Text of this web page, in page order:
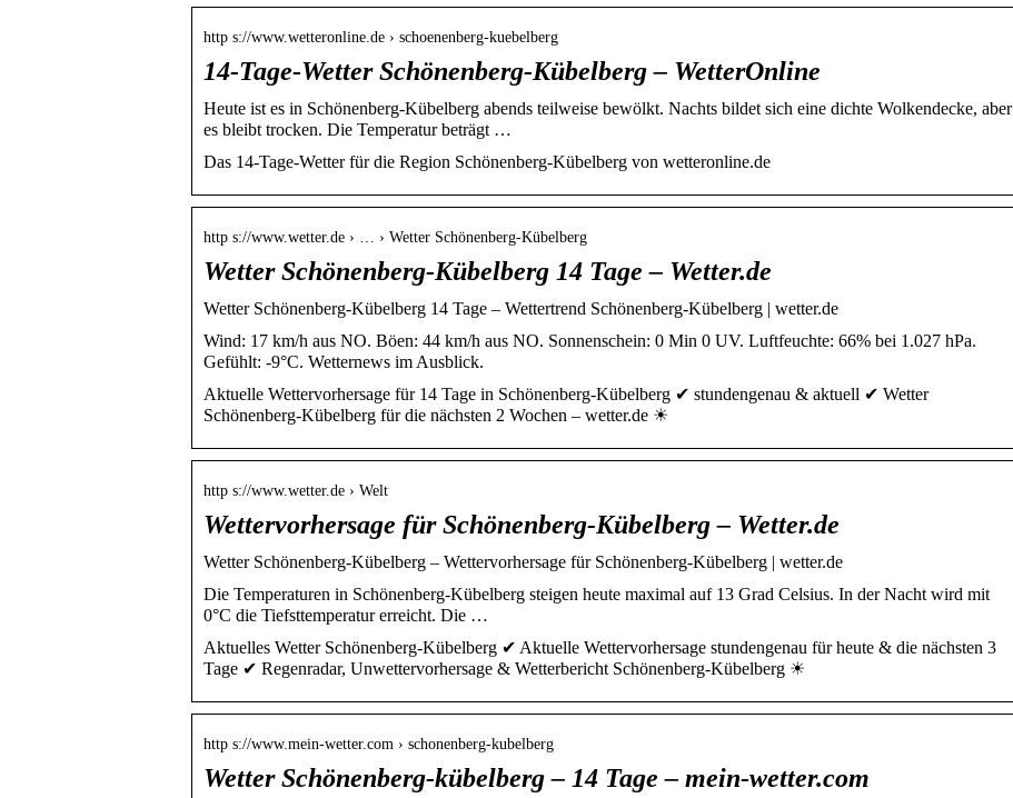
http s://www.wetteronline.de › schoenenberg-kuebelberg
14-Tage-Wetter Schönenberg-Kübelberg – WetterOnline
Heute ist es in Schönenberg-Kübelberg abends teilweise bewölkt. Nachts bildet sich eine dichte Wolkendecke, aber
es bleibt trocken. Die Temperatur beträgt …
Das 14-Tage-Wetter für die Region Schönenberg-Kübelberg von wetteronline.de
http s://www.wetter.de › … › Wetter Schönenberg-Kübelberg
Wetter Schönenberg-Kübelberg 14 Tage – Wetter.de
Wetter Schönenberg-Kübelberg 14 Tage – Wettertrend Schönenberg-Kübelberg | wetter.de
Wind: 17 km/h aus NO. Böen: 44 km/h aus NO. Sonnenschein: 0 Min 0 UV. Luftfeuchte: 66% bei 1.027 hPa.
Gefühlt: -9°C. Wetternews im Ausblick.
Aktuelle Wettervorhersage für 14 Tage in Schönenberg-Kübelberg ✔ stundengenau & aktuell ✔ Wetter
Schönenberg-Kübelberg für die nächsten 2 Wochen – wetter.de ☀
http s://www.wetter.de › Welt
Wettervorhersage für Schönenberg-Kübelberg – Wetter.de
Wetter Schönenberg-Kübelberg – Wettervorhersage für Schönenberg-Kübelberg | wetter.de
Die Temperaturen in Schönenberg-Kübelberg steigen heute maximal auf 13 Grad Celsius. In der Nacht wird mit
0°C die Tiefsttemperatur erreicht. Die …
Aktuelles Wetter Schönenberg-Kübelberg ✔ Aktuelle Wettervorhersage stundengenau für heute & die nächsten 3
Tage ✔ Regenradar, Unwettervorhersage & Wetterbericht Schönenberg-Kübelberg ☀
http s://www.mein-wetter.com › schonenberg-kubelberg
Wetter Schönenberg-kübelberg – 14 Tage – mein-wetter.com